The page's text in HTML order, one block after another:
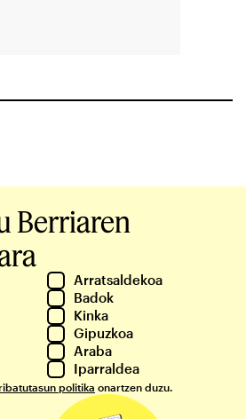
Berriaren
Arratsaldekoa
Badok
Kinka
Gipuzkoa
Araba
Iparraldea
politika onartzen duzu.